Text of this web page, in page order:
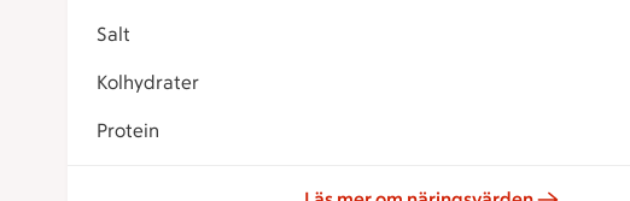
Salt
Kolhydrater
Protein